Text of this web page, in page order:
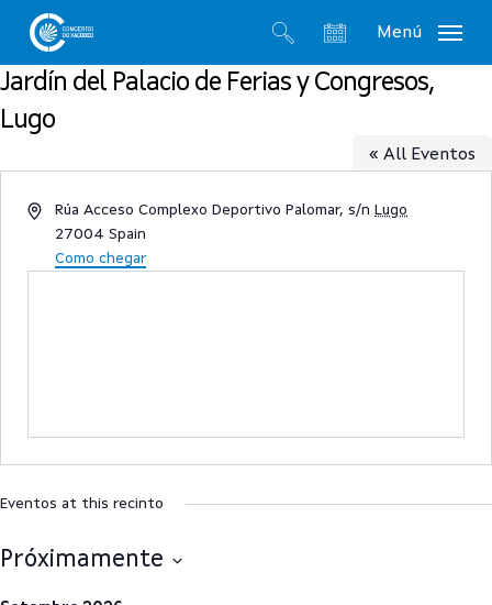
main
content
Menú
Jardín del Palacio de Ferias y Congresos,
Lugo
« All Eventos
AddressRúa Acceso Complexo Deportivo Palomar, s/n Lugo
27004 Spain
Como chegar
Eventos at this recinto
Próximamente